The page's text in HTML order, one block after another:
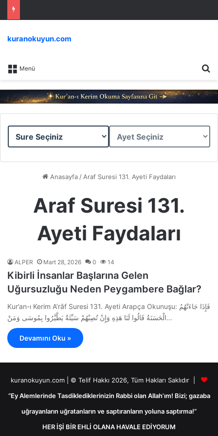
Menü
kuranokuyun.com
Sure
Ayet
Anasayfa / Araf Suresi 131. Ayeti Faydaları
Araf Suresi 131.
Ayeti Faydaları
ALPER Mart 28, 2026 0 14
Kibirli İnsanlar Başlarına Gelen
Uğursuzluğu Neden Peygambere Bağlar?
Kur’an-ı Kerim A’râf Suresi 131. Ayeti Arapça Okunuşu: فَإِذَا جَاءَتْهُمُ
الْحَسَنَةُ قَالُوا لَنَا هَذِهِ وَإِنْ تُصِبْهُمْ سَيِّئَةٌ يَطَّيَّرُوا بِمُوسَى وَمَنْ…
Devamını Oku »
kuranokuyun.com | © Telif Hakkı 2026, Tüm Hakları Saklıdır |
“Ey Alemlerinde Tasdiklediklerinizin Rabbi olan Allah’ım! Bizi; gazaba
uğrayanların uğratanların ve saptıranların yoluna saptırma!”
HER İŞİ BİR EHLİ OLANA HAVALE EDİYORUM